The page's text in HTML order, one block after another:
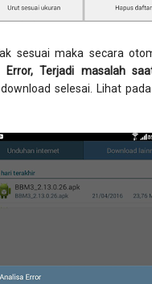
sesuai maka secara
Error, Terjadi masalah
selesai. Lihat